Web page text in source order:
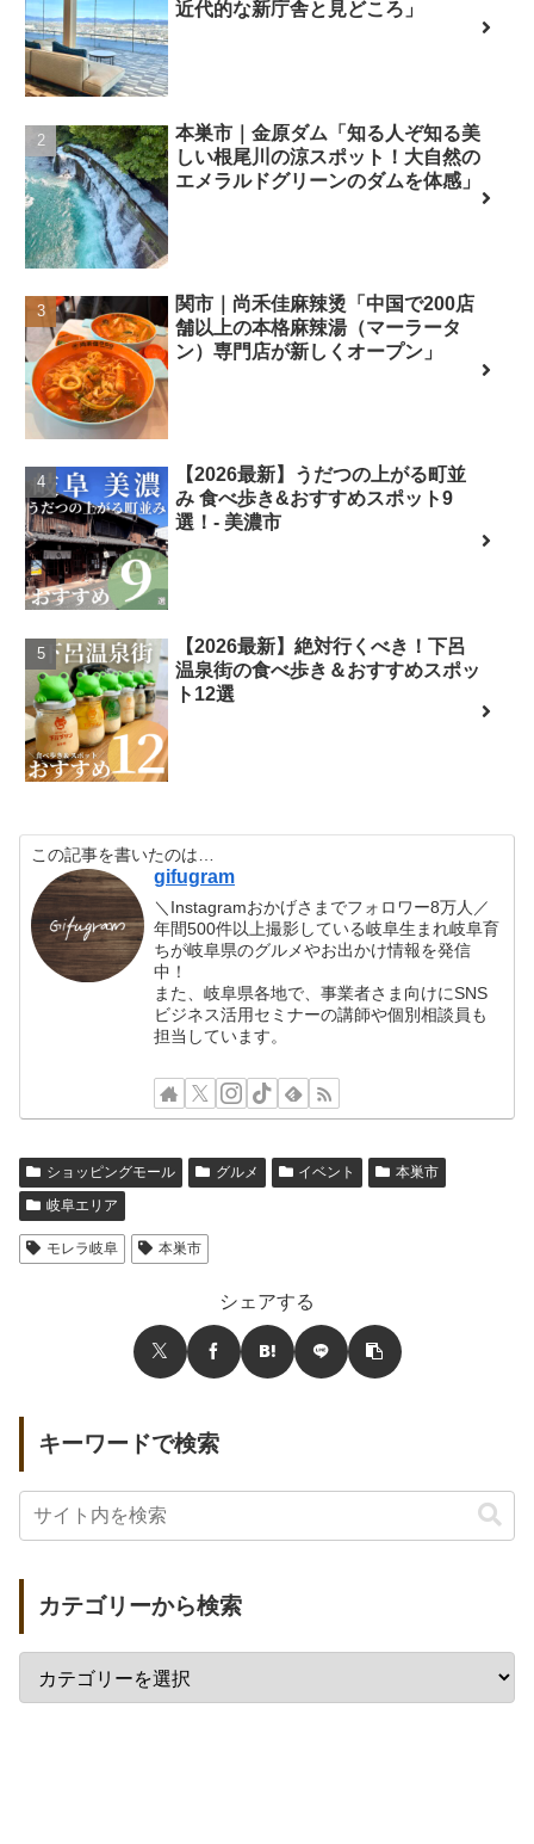
近代的な新庁舎と見どころ」
本巣市｜金原ダム「知る人ぞ知る美
しい根尾川の涼スポット！大自然の
エメラルドグリーンのダムを体感」
関市｜尚禾佳麻辣烫「中国で200店
舗以上の本格麻辣湯（マーラータ
ン）専門店が新しくオープン」
【2026最新】うだつの上がる町並
み 食べ歩き&おすすめスポット9
選！- 美濃市
【2026最新】絶対行くべき！下呂
温泉街の食べ歩き＆おすすめスポッ
ト12選
この記事を書いたのは…
gifugram
＼Instagramおかげさまでフォロワー8万人／
年間500件以上撮影している岐阜生まれ岐阜育
ちが岐阜県のグルメやお出かけ情報を発信
中！
また、岐阜県各地で、事業者さま向けにSNS
ビジネス活用セミナーの講師や個別相談員も
担当しています。
ショッピングモール グルメ イベント
本巣市
岐阜エリア
モレラ岐阜 本巣市
シェアする
キーワードで検索
カテゴリーから検索